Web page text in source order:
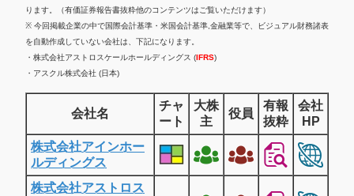
ります。（有価証券報告書抜粋他のコンテンツはご覧いただけます）
※ 今回掲載企業の中で国際会計基準・米国会計基準,金融業等で、ビジュアル財務諸表
を自動作成していない会社は、下記になります。
・株式会社アストロスケールホールディングス (IFRS)
・アスクル株式会社 (日本)
会社名
チャ
ート
大株
主
役員
有報
抜粋
会社
HP
株式会社アインホー
ルディングス
株式会社アストロス